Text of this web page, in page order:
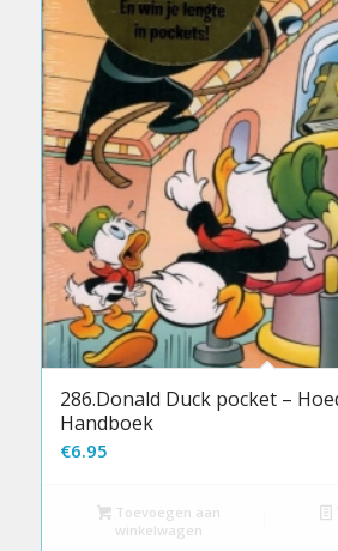
286.Donald Duck pocket –
Handboek
€6.95
Toevoegen aan
winkelwagen